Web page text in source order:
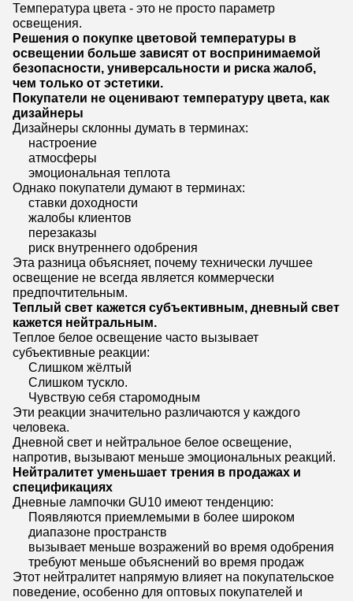
Температура цвета - это не просто параметр
освещения.
Решения о покупке цветовой температуры в
освещении больше зависят от воспринимаемой
безопасности, универсальности и риска жалоб,
чем только от эстетики.
Покупатели не оценивают температуру цвета, как
дизайнеры
Дизайнеры склонны думать в терминах:
настроение
атмосферы
эмоциональная теплота
Однако покупатели думают в терминах:
ставки доходности
жалобы клиентов
перезаказы
риск внутреннего одобрения
Эта разница объясняет, почему технически лучшее
освещение не всегда является коммерчески
предпочтительным.
Теплый свет кажется субъективным, дневный свет
кажется нейтральным.
Теплое белое освещение часто вызывает
субъективные реакции:
Слишком жёлтый
Слишком тускло.
Чувствую себя старомодным
Эти реакции значительно различаются у каждого
человека.
Дневной свет и нейтральное белое освещение,
напротив, вызывают меньше эмоциональных реакций.
Нейтралитет уменьшает трения в продажах и
спецификациях
Дневные лампочки GU10 имеют тенденцию:
Появляются приемлемыми в более широком
диапазоне пространств
вызывает меньше возражений во время одобрения
требуют меньше объяснений во время продаж
Этот нейтралитет напрямую влияет на покупательское
поведение, особенно для оптовых покупателей и